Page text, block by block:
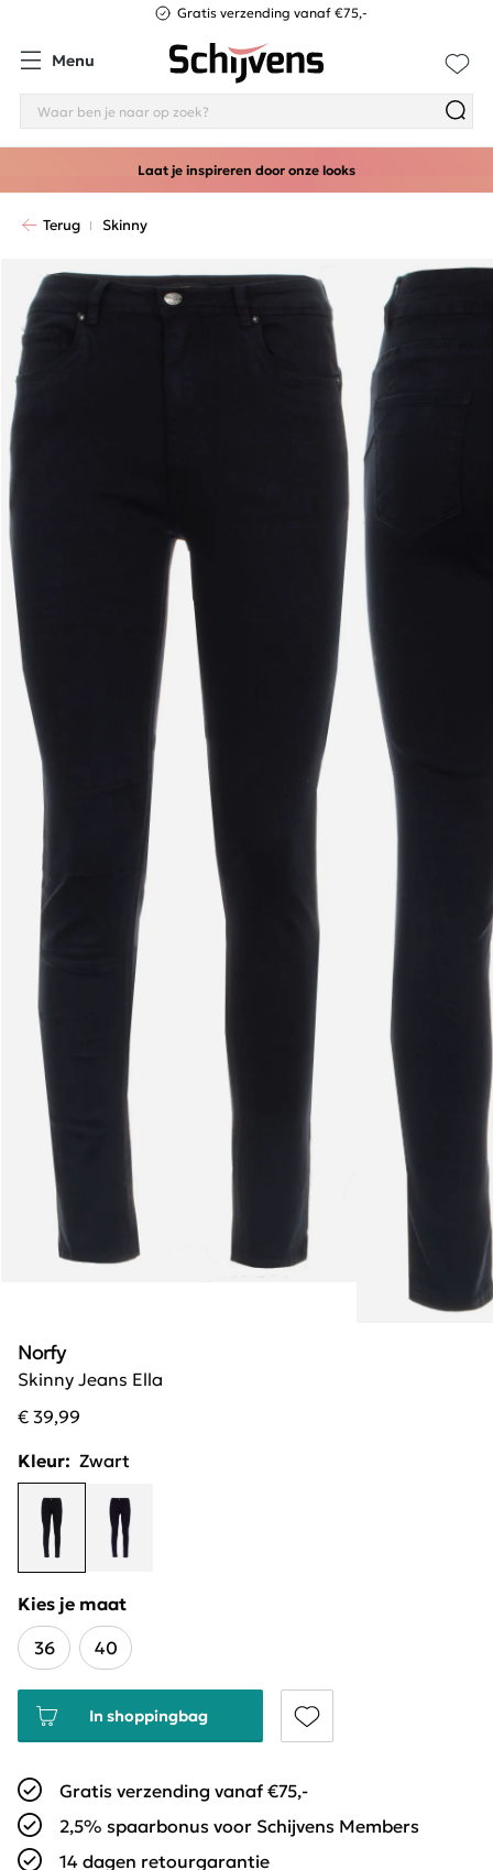
Gratis verzending vanaf €75,-
Menu
Laat je inspireren door onze looks
Terug Skinny
Skinny Jeans Ella
Norfy
€ 39,99
Kleur: Zwart
Kies je maat
36
40
In shoppingbag
Gratis verzending vanaf €75,-
2,5% spaarbonus voor Schijvens Members
14 dagen retourgarantie